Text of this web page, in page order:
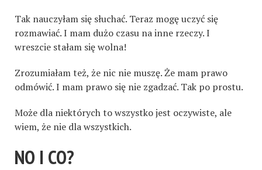
Tak nauczyłam się słuchać. Teraz mogę uczyć się
rozmawiać. I mam dużo czasu na inne rzeczy. I
wreszcie stałam się wolna!
Zrozumiałam też, że nic nie muszę. Że mam prawo
odmówić. I mam prawo się nie zgadzać. Tak po prostu.
Może dla niektórych to wszystko jest oczywiste, ale
wiem, że nie dla wszystkich.
NO I CO?